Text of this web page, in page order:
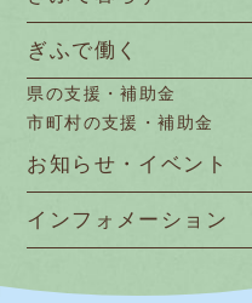
ぎふで働く
県の支援・補助金
市町村の支援・補助金
お知らせ・イベント
インフォメーション